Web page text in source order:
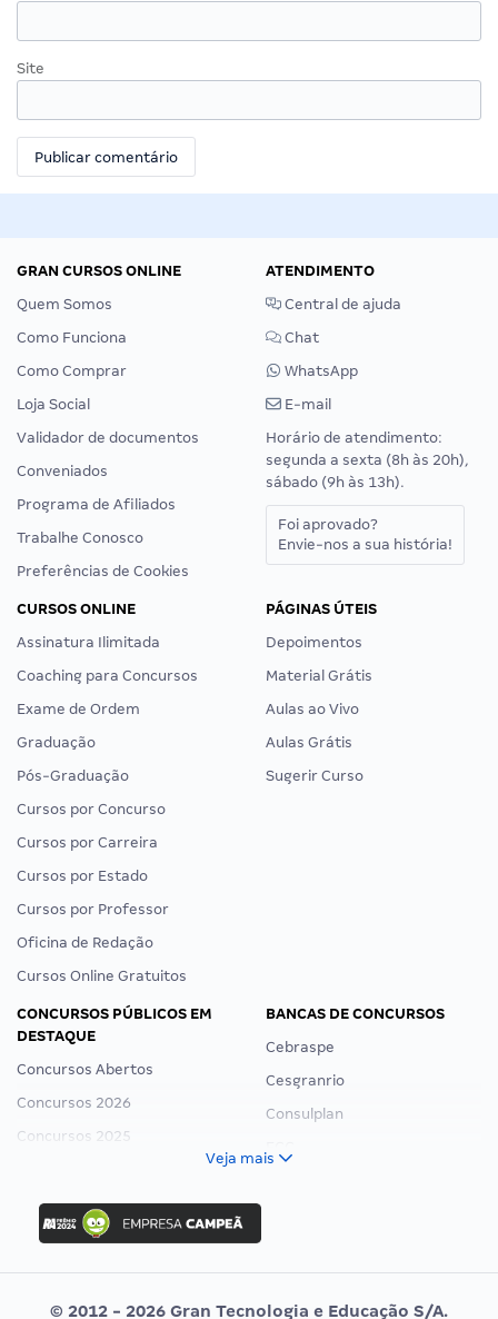
Site
GRAN CURSOS ONLINE
Quem Somos
Como Funciona
Como Comprar
Loja Social
Validador de documentos
Conveniados
Programa de Afiliados
Trabalhe Conosco
Preferências de Cookies
ATENDIMENTO
Central de ajuda
Chat
WhatsApp
E-mail
Horário de atendimento:
segunda a sexta (8h às 20h),
sábado (9h às 13h).
Foi aprovado?
Envie-nos a sua história!
CURSOS ONLINE
Assinatura Ilimitada
Coaching para Concursos
Exame de Ordem
Graduação
Pós-Graduação
Cursos por Concurso
Cursos por Carreira
Cursos por Estado
Cursos por Professor
Oficina de Redação
Cursos Online Gratuitos
PÁGINAS ÚTEIS
Depoimentos
Material Grátis
Aulas ao Vivo
Aulas Grátis
Sugerir Curso
CONCURSOS PÚBLICOS EM
DESTAQUE
Concursos Abertos
Concursos 2026
Concursos 2025
Concurso Ibama
Concurso MPU
Editais publicados
BANCAS DE CONCURSOS
Cebraspe
Cesgranrio
Consulplan
Vunesp
Veja mais
© 2012 - 2026 Gran Tecnologia e Educação S/A.